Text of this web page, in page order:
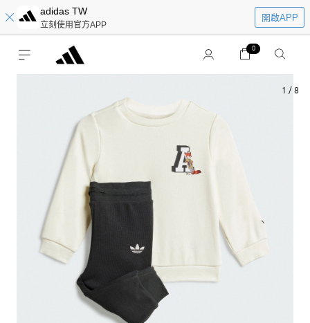
adidas TW
立刻使用官方APP
開啟APP
0
1 / 8